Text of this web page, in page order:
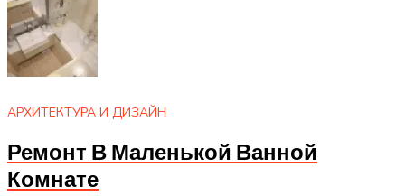
АРХИТЕКТУРА И ДИЗАЙН
Ремонт В Маленькой Ванной
Комнате